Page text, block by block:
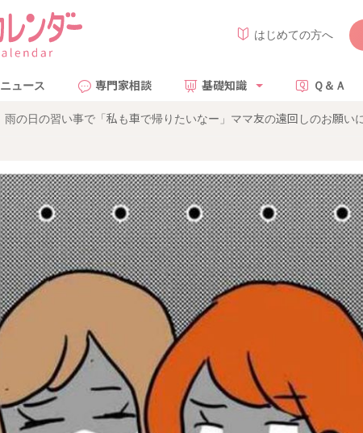
はじめての方へ
ニュース 専門家相談 基礎知識 Ｑ＆Ａ
雨の日の習い事で「私も車で帰りたいなー」ママ友の遠回しのお願い